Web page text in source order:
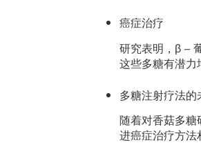
癌症治疗
研究表明，β –
这些多糖有潜力
多糖注射疗法的
随着对香菇多
进癌症治疗方法